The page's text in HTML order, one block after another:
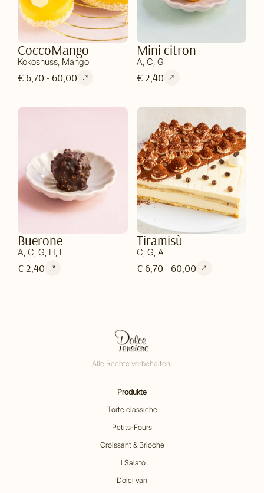
CoccoMango
Kokosnuss, Mango
€ 6,70 - 60,00
Mini citron
A, C, G
€ 2,40
Buerone
A, C, G, H, E
€ 2,40
Tiramisù
C, G, A
€ 6,70 - 60,00
Alle Rechte vorbehalten.
Produkte
Torte classiche
Petits-Fours
Croissant & Brioche
Il Salato
Dolci vari